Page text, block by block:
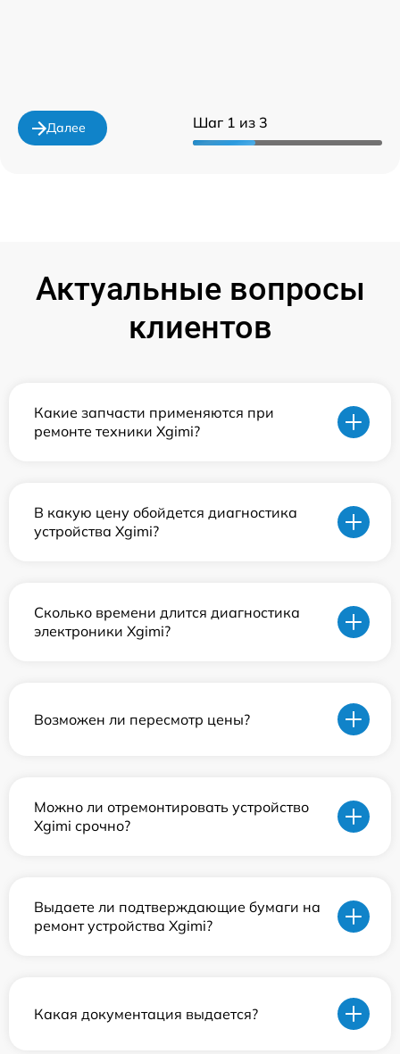
Шаг 1 из 3
Далее
Актуальные вопросы
клиентов
Какие запчасти применяются при
ремонте техники Xgimi?
В какую цену обойдется диагностика
устройства Xgimi?
Сколько времени длится диагностика
электроники Xgimi?
Возможен ли пересмотр цены?
Можно ли отремонтировать устройство
Xgimi срочно?
Выдаете ли подтверждающие бумаги на
ремонт устройства Xgimi?
Какая документация выдается?